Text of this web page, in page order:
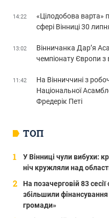
ТОП
У Вінниці чули вибухи:
ніч кружляли над
На позачерговій 83
збільшили фінансування
громади»
14:22
«Цілодобова варта»
сфері Вінниці 30
13:02
Вінничанка Дар’я
чемпіонату Європи з
11:42
На Вінниччині з
Національної
Фредерік Петі